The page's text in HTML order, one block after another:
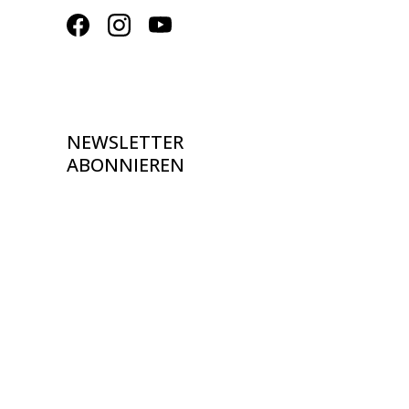
NEWSLETTER
ABONNIEREN